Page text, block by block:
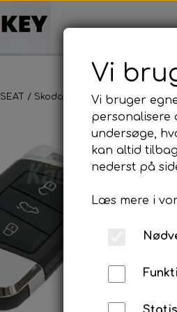
SEAT / Skoda Fjernbetjening
Vi
Vi bruger
personalisere
undersøge,
kan altid
nederst på
Læs mere i